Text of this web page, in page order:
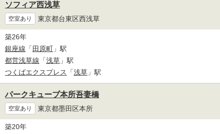
ソフィア西浅草
空室あり 東京都台東区西浅草
築26年
銀座線 「 田原町 」駅
都営浅草線 「浅草 」駅
つくばエクスプレス
「浅草 」駅
パークキューブ本所吾妻橋
空室あり 東京都墨田区本所
築20年